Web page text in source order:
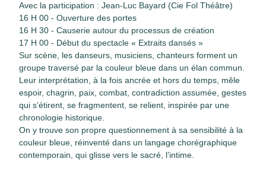
Avec la participation : Jean-Luc Bayard (Cie Fol Théâtre)
16 H 00 - Ouverture des portes
16 H 30 - Causerie autour du processus de création
17 H 00 - Début du spectacle « Extraits dansés »
Sur scène, les danseurs, musiciens, chanteurs forment un
groupe traversé par la couleur bleue dans un élan commun.
Leur interprétation, à la fois ancrée et hors du temps, mêle
espoir, chagrin, paix, combat, contradiction assumée, gestes
qui s’étirent, se fragmentent, se relient, inspirée par une
chronologie historique.
On y trouve son propre questionnement à sa sensibilité à la
couleur bleue, réinventé dans un langage chorégraphique
contemporain, qui glisse vers le sacré, l’intime.